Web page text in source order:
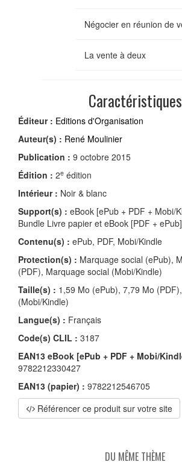
Négocier en réunion de
La vente à deux
Caractéristiques
Éditeur : Editions d'Organisation
Auteur(s) : René Moulinier
Publication : 9 octobre 2015
Édition : 2e édition
Intérieur : Noir & blanc
Support(s) : eBook [ePub + PDF + Mobi/
Bundle Livre papier et eBook [PDF + ePub]
Contenu(s) : ePub, PDF, Mobi/Kindle
Protection(s) : Marquage social (ePub),
(PDF), Marquage social (Mobi/Kindle)
Taille(s) : 1,59 Mo (ePub), 7,79 Mo
(Mobi/Kindle)
Langue(s) : Français
Code(s) CLIL : 3187
EAN13 eBook [ePub + PDF + Mobi/
9782212330427
EAN13 (papier) : 9782212546705
Référencer ce produit sur votre site
DU MÊME THÈME